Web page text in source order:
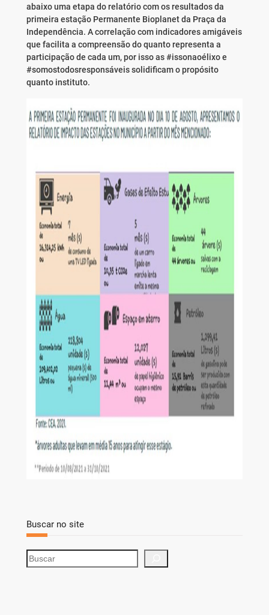
abaixo uma etapa do relatório com os resultados da
primeira estação Permanente Bioplanet da Praça da
Independência. A correlação com indicadores amigáveis
que facilita a compreensão do quanto representa a
participação de cada um, por isso as #issonaoélixo e
#somostodosresponsáveis solidificam o propósito
quanto instituto.
Buscar no site
S
e